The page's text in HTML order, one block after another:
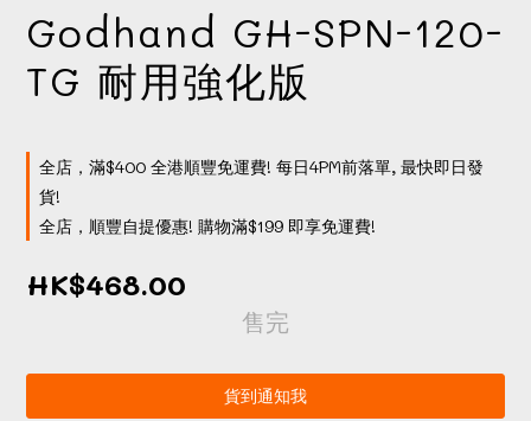
Godhand GH-SPN-120-
TG 耐用強化版
全店，滿$400 全港順豐免運費! 每日4PM前落單, 最快即日發
貨!
全店，順豐自提優惠! 購物滿$199 即享免運費!
HK$468.00
售完
貨到通知我